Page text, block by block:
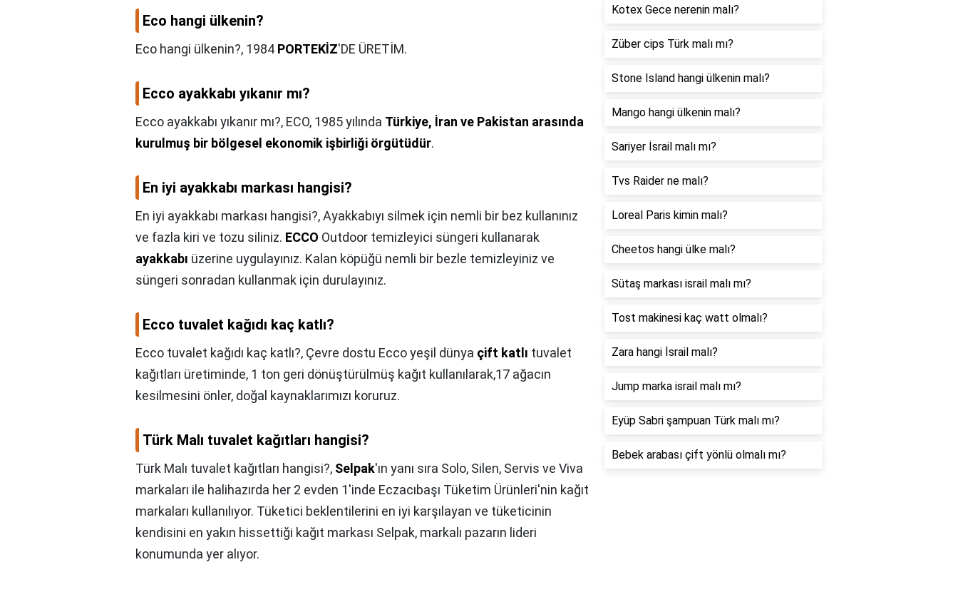
Eco hangi ülkenin?
Eco hangi ülkenin?, 1984 PORTEKİZ'DE ÜRETİM.
Ecco ayakkabı yıkanır mı?
Ecco ayakkabı yıkanır mı?, ECO, 1985 yılında Türkiye, İran ve Pakistan arasında
kurulmuş bir bölgesel ekonomik işbirliği örgütüdür.
En iyi ayakkabı markası hangisi?
En iyi ayakkabı markası hangisi?,Ayakkabıyı silmek için nemli bir bez kullanınız
ve fazla kiri ve tozu siliniz. ECCO Outdoor temizleyici süngeri kullanarak
ayakkabı üzerine uygulayınız. Kalan köpüğü nemli bir bezle temizleyiniz ve
süngeri sonradan kullanmak için durulayınız.
Ecco tuvalet kağıdı kaç katlı?
Ecco tuvalet kağıdı kaç katlı?, Çevre dostu Ecco yeşil dünya çift katlı tuvalet
kağıtları üretiminde, 1 ton geri dönüştürülmüş kağıt kullanılarak,17 ağacın
kesilmesini önler, doğal kaynaklarımızı koruruz.
Türk Malı tuvalet kağıtları hangisi?
Türk Malı tuvalet kağıtları hangisi?, Selpak'ın yanı sıra Solo, Silen, Servis ve Viva
markaları ile halihazırda her 2 evden 1'inde Eczacıbaşı Tüketim Ürünleri'nin kağıt
markaları kullanılıyor. Tüketici beklentilerini en iyi karşılayan ve tüketicinin
kendisini en yakın hissettiği kağıt markası Selpak, markalı pazarın lideri
konumunda yer alıyor.
Kotex Gece nerenin malı?
Züber cips Türk malı mı?
Stone Island hangi ülkenin malı?
Mango hangi ülkenin malı?
Sariyer İsrail malı mı?
Tvs Raider ne malı?
Loreal Paris kimin malı?
Cheetos hangi ülke malı?
Sütaş markası israil malı mı?
Tost makinesi kaç watt olmalı?
Zara hangi İsrail malı?
Jump marka israil malı mı?
Eyüp Sabri şampuan Türk malı mı?
Bebek arabası çift yönlü olmalı mı?